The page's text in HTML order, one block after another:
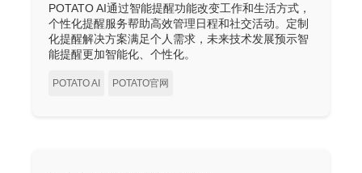
POTATO AI通过智能提醒功能改变工作和生活方式，
个性化提醒服务帮助高效管理日程和社交活动。定制
化提醒解决方案满足个人需求，未来技术发展预示智
能提醒更加智能化、个性化。
POTATO AI POTATO官网